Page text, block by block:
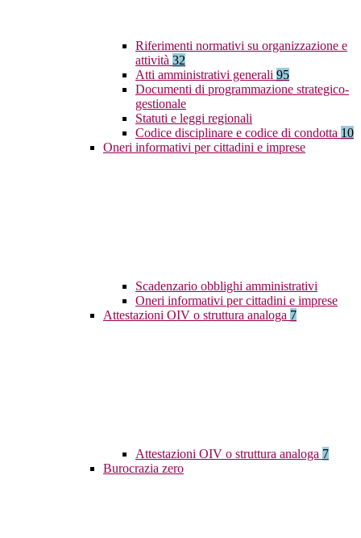
Riferimenti normativi su organizzazione e
attività 32
Atti amministrativi generali 95
Documenti di programmazione strategico-
gestionale
Statuti e leggi regionali
Codice disciplinare e codice di condotta 10
Oneri informativi per cittadini e imprese
Scadenzario obblighi amministrativi
Oneri informativi per cittadini e imprese
Attestazioni OIV o struttura analoga 7
Attestazioni OIV o struttura analoga 7
Burocrazia zero